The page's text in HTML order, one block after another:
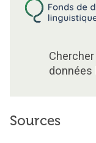
données
Sources